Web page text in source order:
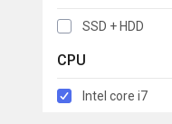
SSD + HDD
CPU
Intel core i7